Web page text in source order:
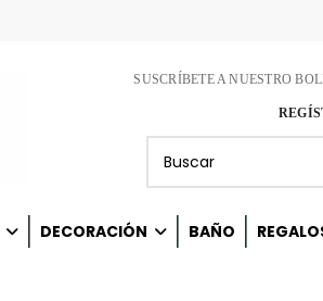
SUSCRÍBETE A NUESTRO
DECORACIÓN BAÑO